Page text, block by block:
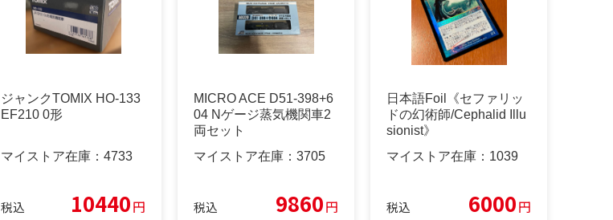
ジャンクTOMIX HO-133
EF210 0形
マイストア在庫： 4733
税込 10440円
MICRO ACE D51-398+6
04 Nゲージ蒸気機関車2
両セット
マイストア在庫： 3705
税込 9860円
日本語Foil《セファリッ
ドの幻術師/Cephalid Illu
sionist》
マイストア在庫： 1039
税込 6000円